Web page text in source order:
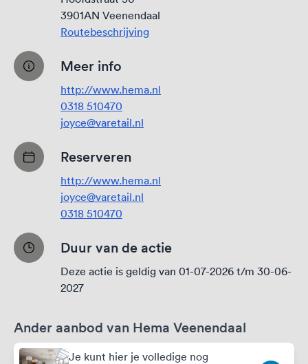
3901AN Veenendaal
Routebeschrijving
Meer info
http://www.hema.nl
0318 510470
joyce@varetail.nl
Reserveren
http://www.hema.nl
joyce@varetail.nl
0318 510470
Duur van de actie
Deze actie is geldig van 01-07-2026 t/m 30-06-
2027
Ander aanbod van Hema Veenendaal
Je kunt hier je volledige nog